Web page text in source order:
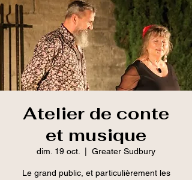
Atelier de conte
et musique
dim. 19 oct. Greater Sudbury
Le grand public, et particulièrement les